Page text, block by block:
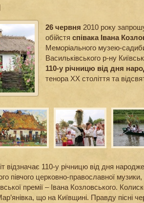
26 червня 2010 року
обійстя співака Івана
Меморіального музею-
Васильківського р-ну
110-у річницю від дня
тенора ХХ століття та
відзначає 110-у річницю від дня
півчого церковно-православної
премії – Івана Козловського.
що на Київщині. Правду пісні